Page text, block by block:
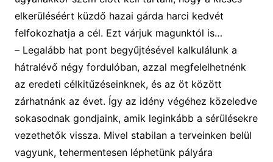
elkerüléséért küzdő hazai gárda harci kedvét
felfokozhatja a cél. Ezt várjuk magunktól is…
– Legalább hat pont begyűjtésével kalkulálunk a
hátralévő négy fordulóban, azzal megfelelhetnénk
az eredeti célkitűzéseinknek, és az öt között
zárhatnánk az évet. Így az idény végéhez közeledve
sokasodnak gondjaink, amik leginkább a sérülésekre
vezethetők vissza. Mivel stabilan a terveinken belül
vagyunk, tehermentesen léphetünk pályára